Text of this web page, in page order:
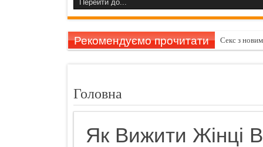
Рекомендуємо прочитати Секс з
Секрети
Головна
Як Вижити Жінці